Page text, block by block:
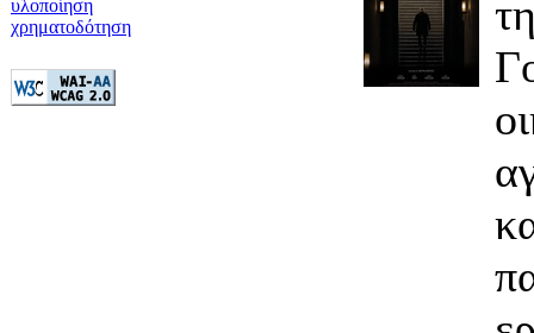
υλοποίηση
χρηματοδότηση